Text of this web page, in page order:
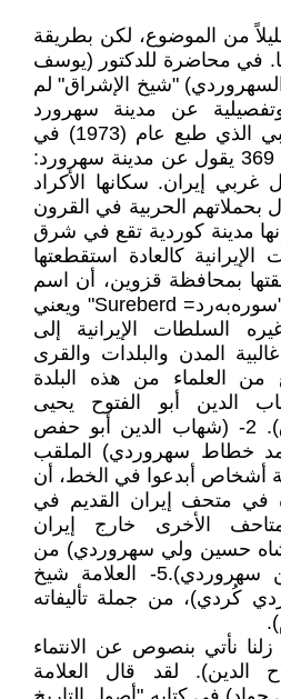
من الموضوع، لكن بطريقة
في محاضرة للدكتور (يوسف
"شيخ الإشراق" لم
عن مدينة سهرورد
الكوردية. إن المنجد العربي الذي طبع عام (1973) في
"دار المشرق- بيروت" ص 369 يقول عن مدينة سهرورد:
إيران. سكانها الأكراد
المغول بحملاتهم الحربية في القرون
مدينة كوردية تقع في شرق
كالعادة استقطعتها
بمحافظة قزوين، أن اسم
البلدة باللغة الكوردي هو "سورەبەرد= Sureberd" ويعني
السلطات الإيرانية إلى
المدن والبلدات والقرى
من العلماء من هذه البلدة
منهم: 1- شهاب الدين أبو الفتوح يحيى
سهروردي (شيخ الإشراق). 2- (شهاب الدين أبو حفص
3- (أحمد خطاط سهروردي) الملقب
أشخاص أبدعوا في الخط، أن
في متحف إيران القديم في
الأخرى خارج إيران
العلامة (شاه حسين ولي سهروردي) من
عائلة شيخ (شهاب الدين سهروردي).5- العلامة شيخ
كُردي)، من جملة تأليفاته
نأتي بنصوص عن الانتماء
الدين). لقد قال العلامة